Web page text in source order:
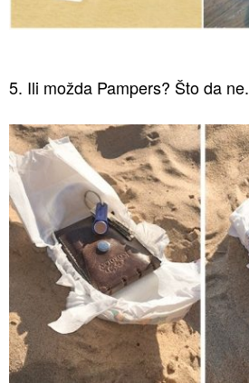
5. Ili možda Pampers? Što da ne.